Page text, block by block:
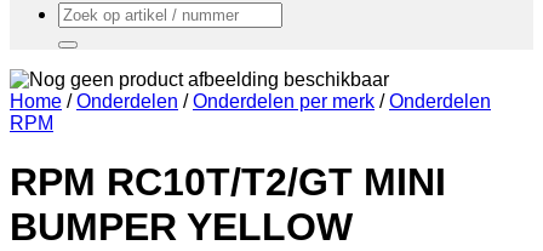
Zoeken
naar:
Home / Onderdelen / Onderdelen per merk / Onderdelen
RPM
RPM RC10T/T2/GT MINI
BUMPER YELLOW